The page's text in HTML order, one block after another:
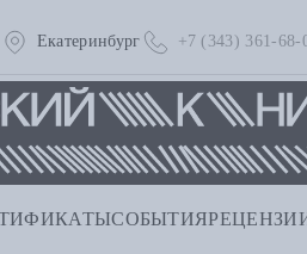
Екатеринбург +7 (343) 361-68-
СОБЫТИЯ